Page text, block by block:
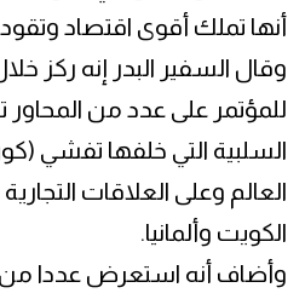
أنها تملك أقوى اقتصاد
وقال السفير البدر إنه ركز
للمؤتمر على عدد من المحاور
السلبية التي خلفها تفشي
العالم وعلى العلاقات
الكويت وألمانيا.
وأضاف أنه استعرض عددا من